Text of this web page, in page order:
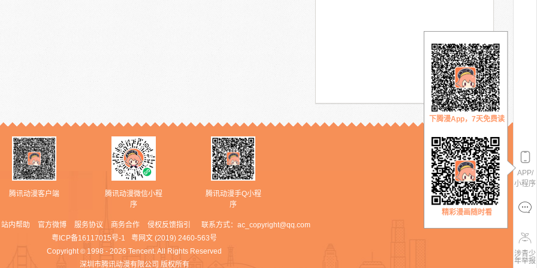
腾讯动漫客户端
腾讯动漫微信小程
序
腾讯动漫手Q小程
序
站内帮助 官方微博 服务协议 商务合作 侵权反馈指引 联系方式： ac_copyright@qq.com
粤ICP备16117015号-1
粤网文 (2019) 2460-563号
Copyright © 1998 - 2026 Tencent. All Rights Reserved
深圳市腾讯动漫有限公司 版权所有
APP/
小程序
下腾漫App，7天免费读
精彩漫画随时看
涉青少
年举报